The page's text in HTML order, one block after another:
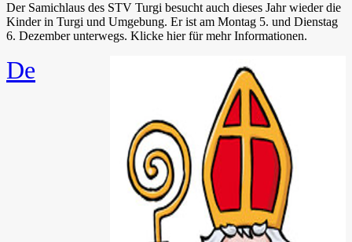
Der Samichlaus des STV Turgi besucht auch dieses Jahr wieder die
Kinder in Turgi und Umgebung. Er ist am Montag 5. und Dienstag
6. Dezember unterwegs. Klicke hier für mehr Informationen.
De